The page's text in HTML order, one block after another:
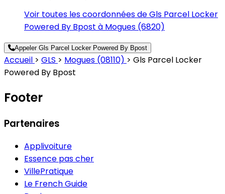
Voir toutes les coordonnées de Gls Parcel Locker
Powered By Bpost à Mogues (6820)
Appeler Gls Parcel Locker Powered By Bpost
Accueil > GLS > Mogues (08110) > Gls Parcel Locker
Powered By Bpost
Footer
Partenaires
Applivoiture
Essence pas cher
VillePratique
Le French Guide